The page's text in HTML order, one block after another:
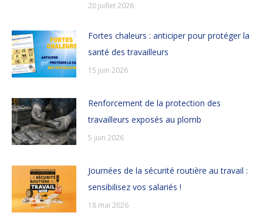
20 juillet 2026
Fortes chaleurs : anticiper pour protéger la
santé des travailleurs
15 juin 2026
Renforcement de la protection des
travailleurs exposés au plomb
5 juin 2026
Journées de la sécurité routière au travail :
sensibilisez vos salariés !
18 mai 2026